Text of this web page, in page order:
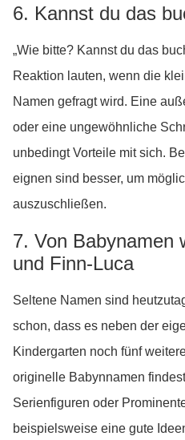
6. Kannst du das
„Wie bitte? Kannst du das
Reaktion lauten, wenn die
Namen gefragt wird. Eine
oder eine ungewöhnliche
unbedingt Vorteile mit sich.
eignen sind besser, um
auszuschließen.
7. Von Babynamen
und Finn-Luca
Seltene Namen sind
schon, dass es neben der
Kindergarten noch fünf
originelle Babynnamen
Serienfiguren oder
beispielsweise eine gute